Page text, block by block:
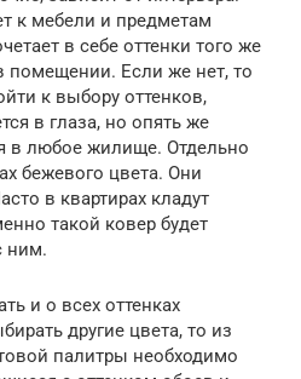
к мебели и предметам
в себе оттенки того же
помещении. Если же нет, то
к выбору оттенков,
в глаза, но опять же
в любое жилище. Отдельно
бежевого цвета. Они
в квартирах кладут
такой ковер будет
ним.
и о всех оттенках
другие цвета, то из
палитры необходимо